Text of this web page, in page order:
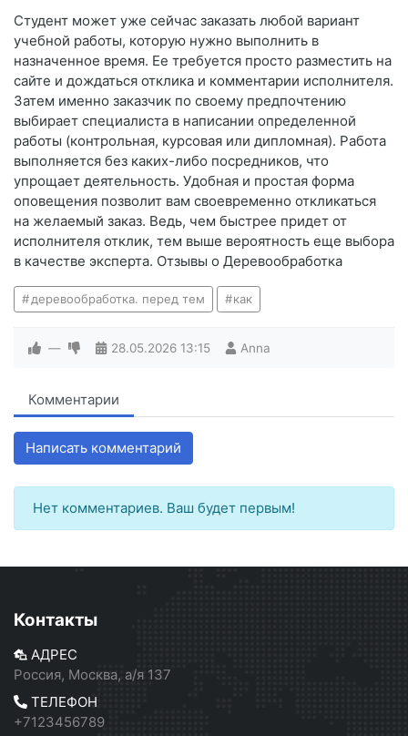
Студент может уже сейчас заказать любой вариант
учебной работы, которую нужно выполнить в
назначенное время. Ее требуется просто разместить на
сайте и дождаться отклика и комментарии исполнителя.
Затем именно заказчик по своему предпочтению
выбирает специалиста в написании определенной
работы (контрольная, курсовая или дипломная). Работа
выполняется без каких-либо посредников, что
упрощает деятельность. Удобная и простая форма
оповещения позволит вам своевременно откликаться
на желаемый заказ. Ведь, чем быстрее придет от
исполнителя отклик, тем выше вероятность еще выбора
в качестве эксперта. Отзывы о Деревообработка
деревообработка. перед тем как
— 28.05.2026 13:15 Anna
Комментарии
Написать комментарий
Нет комментариев. Ваш будет первым!
Контакты
АДРЕС
Россия, Москва, а/я 137
ТЕЛЕФОН
+7123456789